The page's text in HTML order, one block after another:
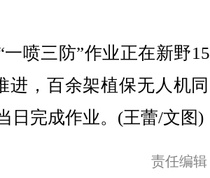
三防”作业正在新野
进，百余架植保无人机
日完成作业。(王蕾/文图)
责任编